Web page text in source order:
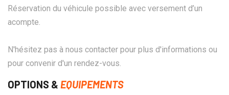
Réservation du véhicule possible avec versement d’un
acompte.
N'hésitez pas à nous contacter pour plus d'informations ou
pour convenir d'un rendez-vous.
OPTIONS & EQUIPEMENTS